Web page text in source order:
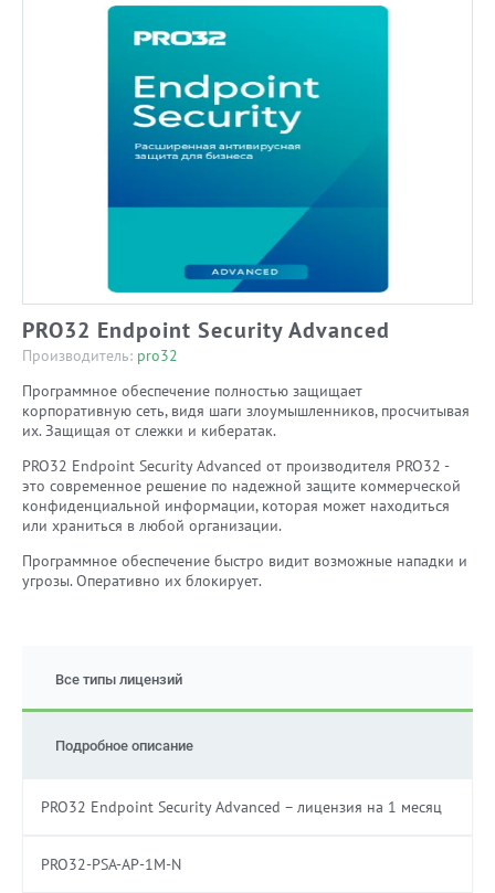
PRO32 Endpoint Security Advanced
Производитель: pro32
Программное обеспечение полностью защищает
корпоративную сеть, видя шаги злоумышленников, просчитывая
их. Защищая от слежки и кибератак.
PRO32 Endpoint Security Advanced от производителя PRO32 -
это современное решение по надежной защите коммерческой
конфиденциальной информации, которая может находиться
или храниться в любой организации.
Программное обеспечение быстро видит возможные нападки и
угрозы. Оперативно их блокирует.
Все типы лицензий
Подробное описание
PRO32 Endpoint Security Advanced – лицензия на 1 месяц
PRO32-PSA-AP-1M-N